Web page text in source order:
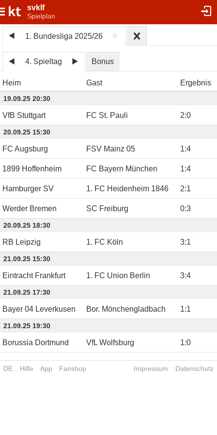
svklf
Spielplan
1. Bundesliga 2025/26
4. Spieltag Bonus
Heim Gast Ergebnis
19.09.25 20:30
VfB Stuttgart FC St. Pauli 2:0
20.09.25 15:30
FC Augsburg FSV Mainz 05 1:4
1899 Hoffenheim FC Bayern München 1:4
Hamburger SV 1. FC Heidenheim 1846 2:1
Werder Bremen SC Freiburg 0:3
20.09.25 18:30
RB Leipzig 1. FC Köln 3:1
21.09.25 15:30
Eintracht Frankfurt 1. FC Union Berlin 3:4
21.09.25 17:30
Bayer 04 Leverkusen Bor. Mönchengladbach 1:1
21.09.25 19:30
Borussia Dortmund VfL Wolfsburg 1:0
DE Hilfe App Fanshop Impressum Datenschutz